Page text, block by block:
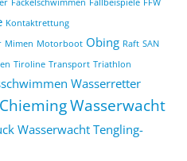
Fackelschwimmen Fallbeispiele FFW
Kontaktrettung
Mimen Motorboot Obing Raft SAN
Tiroline Transport Triathlon
Wasserretter
Wasserwacht
Wasserwacht Tengling-